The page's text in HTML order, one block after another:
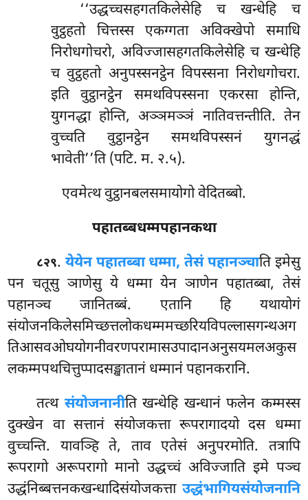
‘‘उद्धच्चसहगतकिलेसेहि च खन्धेहि च
वुट्ठहतो चित्तस्स एकग्गता अविक्खेपो समाधि
निरोधगोचरो, अविज्जासहगतकिलेसेहि च खन्धेहि
च वुट्ठहतो अनुपस्सनट्ठेन विपस्सना निरोधगोचरा.
इति वुट्ठानट्ठेन समथविपस्सना एकरसा होन्ति,
युगनद्धा होन्ति, अञ्ञमञ्ञं नातिवत्तन्तीति. तेन
वुच्चति वुट्ठानट्ठेन समथविपस्सनं युगनद्धं
भावेती’’ति (पटि. म. २.५).
एवमेत्थ वुट्ठानबलसमायोगो वेदितब्बो.
पहातब्बधम्मपहानकथा
८२९. येयेन पहातब्बा धम्मा, तेसं पहानञ्चाति इमेसु
पन चतूसु ञाणेसु ये धम्मा येन ञाणेन पहातब्बा, तेसं
पहानञ्च जानितब्बं. एतानि हि यथायोगं
संयोजनकिलेसमिच्छत्तलोकधम्ममच्छरियविपल्लासगन्थअग
तिआसवओघयोगनीवरणपरामासउपादानअनुसयमलअकुस
लकम्मपथचित्तुप्पादसङ्खातानं धम्मानं पहानकरानि.
तत्थ संयोजनानीति खन्धेहि खन्धानं फलेन कम्मस्स
दुक्खेन वा सत्तानं संयोजकत्ता रूपरागादयो दस धम्मा
वुच्चन्ति. यावञ्हि ते, ताव एतेसं अनुपरमोति. तत्रापि
रूपरागो अरूपरागो मानो उद्धच्चं अविज्जाति इमे पञ्च
उद्धंनिब्बत्तनकखन्धादिसंयोजकत्ता उद्धंभागियसंयोजनानि